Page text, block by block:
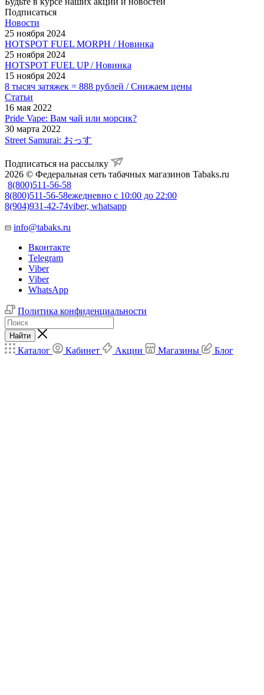
Подписаться
Новости
25 ноября 2024
HOTSPOT FUEL MORPH / Новинка
25 ноября 2024
HOTSPOT FUEL UP / Новинка
15 ноября 2024
8 тысяч затяжек = 888 рублей / Снижаем цены
Статьи
16 мая 2022
Pride Vape: Вам чай или морсик?
30 марта 2022
Street Samurai: おっす
Подписаться на рассылку
2026 © Федеральная сеть табачных магазинов Tabaks.ru
8(800)511-56-58
8(800)511-56-58ежедневно с 10:00 до 22:00
8(904)931-42-74viber, whatsapp
info@tabaks.ru
Вконтакте
Telegram
Viber
Viber
WhatsApp
Политика конфиденциальности
Найти
Каталог Кабинет Акции Магазины Блог